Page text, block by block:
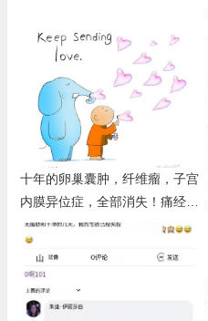
十年的卵巢囊肿，纤维瘤，子宫
内膜异位症，全部消失！痛经消
失95%（排毒反应：月经不规
律，淋巴肿大，局部疼痛，排血
块等）